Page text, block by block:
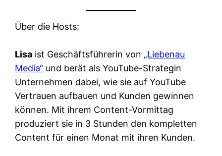
Über die Hosts:
Lisa ist Geschäftsführerin von „Liebenau
Media“ und berät als YouTube-Strategin
Unternehmen dabei, wie sie auf YouTube
Vertrauen aufbauen und Kunden gewinnen
können. Mit ihrem Content-Vormittag
produziert sie in 3 Stunden den kompletten
Content für einen Monat mit ihren Kunden.